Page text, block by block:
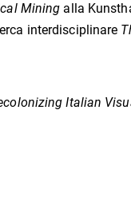
Mining alla
interdisciplinare
Italian